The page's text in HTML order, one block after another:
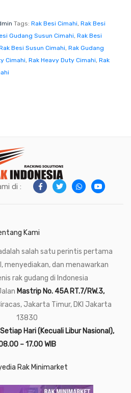
Tags: Rak Besi Cimahi, Rak Besi
Gudang Susun Cimahi, Rak Besi
Besi Susun Cimahi, Rak Gudang
Cimahi, Rak Heavy Duty Cimahi, Rak
di :
Kami
salah satu perintis pertama
menyediakan, dan menawarkan
rak gudang di Indonesia
Mastrip No. 45A RT.7/RW.3,
Jakarta Timur, DKI Jakarta
13830
Setiap Hari (Kecuali Libur Nasional),
– 17.00 WIB
Rak Minimarket